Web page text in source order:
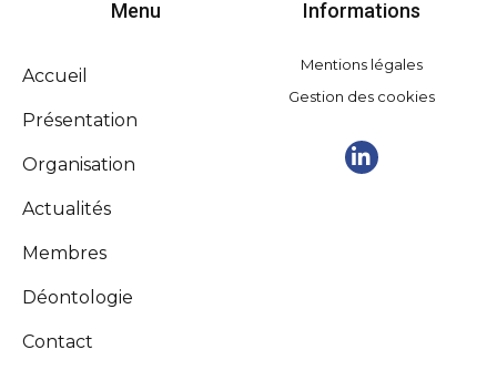
Menu
Accueil
Présentation
Organisation
Actualités
Membres
Déontologie
Contact
Informations
Mentions légales
Gestion des cookies